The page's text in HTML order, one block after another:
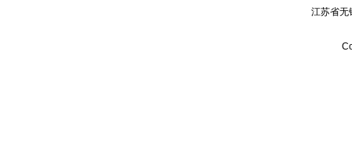
江苏省无